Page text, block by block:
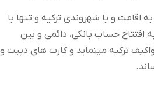
اقامت و یا شهروندی ترکیه و تنها با
افتتاح حساب بانکی، دائمی و بین
ترکیه مینماید و کارت های دبیت و